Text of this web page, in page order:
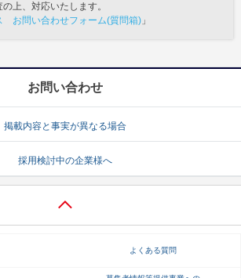
上、対応いたします。
お問い合わせフォーム(質問箱) 」
お問い合わせ
掲載内容と事実が異なる場合
採用検討中の企業様へ
よくある質問